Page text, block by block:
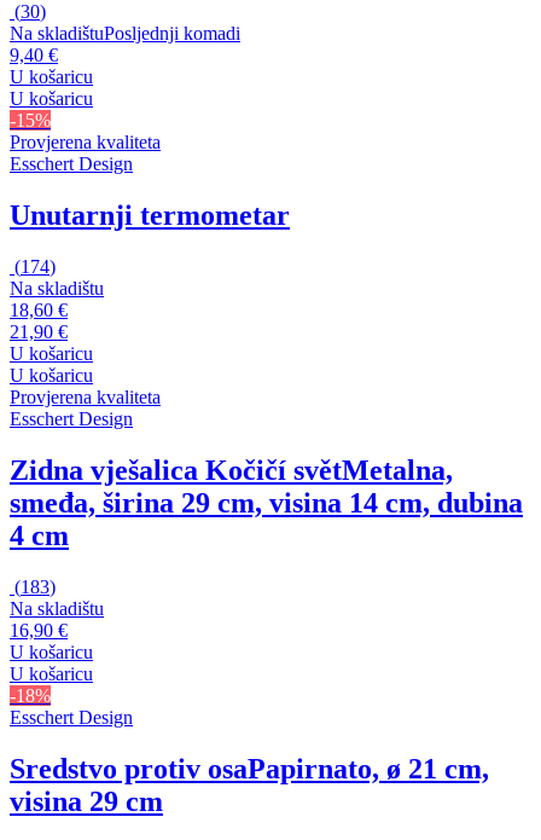
(30)
Na skladištuPosljednji komadi
9,40 €
U košaricu
U košaricu
-15%
Provjerena kvaliteta
Esschert Design
Unutarnji termometar
(174)
Na skladištu
18,60 €
21,90 €
U košaricu
U košaricu
Provjerena kvaliteta
Esschert Design
Zidna vješalica Kočičí světMetalna,
smeđa, širina 29 cm, visina 14 cm, dubina
4 cm
(183)
Na skladištu
16,90 €
U košaricu
U košaricu
-18%
Esschert Design
Sredstvo protiv osaPapirnato, ø 21 cm,
visina 29 cm